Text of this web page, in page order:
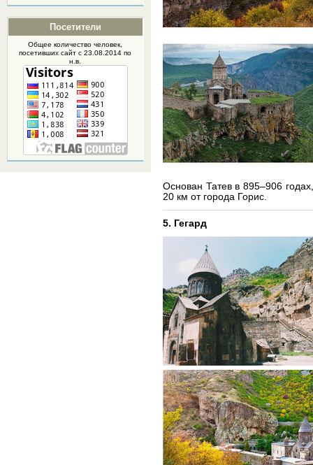
Посетители
Общее количество человек,
посетившихсайтс 23.08.2014 по
н.в.
Основан Татев в 895–906
20 км от города Горис.
5. Гегард